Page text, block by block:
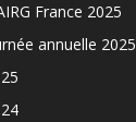
France 2025
annuelle 2025